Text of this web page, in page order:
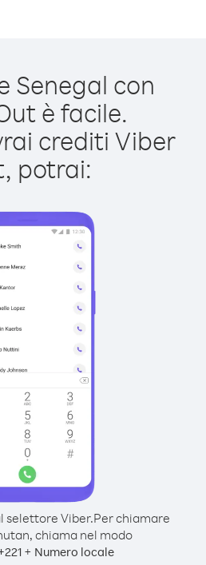
Senegal con
è facile.
crediti Viber
potrai:
selettore Viber.Per chiamare
chiama nel modo
221+ Numero locale